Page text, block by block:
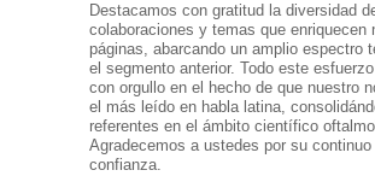
Destacamos con gratitud la diversidad
colaboraciones y temas que enriquecen
páginas, abarcando un amplio espectro
el segmento anterior. Todo este
con orgullo en el hecho de que nuestro
el más leído en habla latina,
referentes en el ámbito científico
Agradecemos a ustedes por su
confianza.